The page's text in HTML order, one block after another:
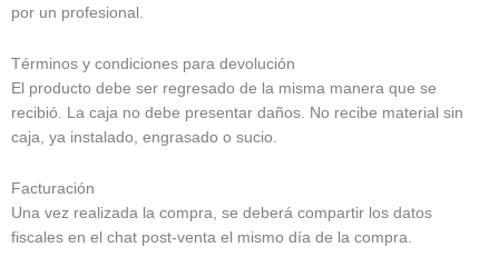
por un profesional.
Términos y condiciones para devolución
El producto debe ser regresado de la misma manera que se
recibió. La caja no debe presentar daños. No recibe material sin
caja, ya instalado, engrasado o sucio.
Facturación
Una vez realizada la compra, se deberá compartir los datos
fiscales en el chat post-venta el mismo día de la compra.